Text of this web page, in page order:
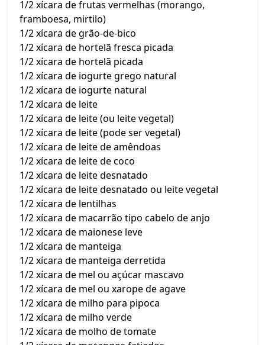
1/2 xícara de frutas vermelhas (morango,
framboesa, mirtilo)
1/2 xícara de grão-de-bico
1/2 xícara de hortelã fresca picada
1/2 xícara de hortelã picada
1/2 xícara de iogurte grego natural
1/2 xícara de iogurte natural
1/2 xícara de leite
1/2 xícara de leite (ou leite vegetal)
1/2 xícara de leite (pode ser vegetal)
1/2 xícara de leite de amêndoas
1/2 xícara de leite de coco
1/2 xícara de leite desnatado
1/2 xícara de leite desnatado ou leite vegetal
1/2 xícara de lentilhas
1/2 xícara de macarrão tipo cabelo de anjo
1/2 xícara de maionese leve
1/2 xícara de manteiga
1/2 xícara de manteiga derretida
1/2 xícara de mel ou açúcar mascavo
1/2 xícara de mel ou xarope de agave
1/2 xícara de milho para pipoca
1/2 xícara de milho verde
1/2 xícara de molho de tomate